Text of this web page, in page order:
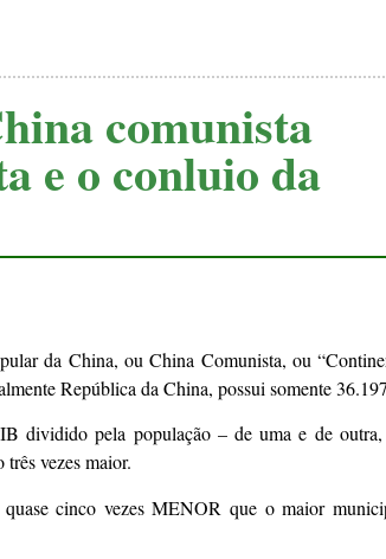
comunista
e o conluio da
da China, ou China Comunista, ou
República da China, possui somente
dividido pela população – de uma e de
vezes maior.
cinco vezes MENOR que o maior